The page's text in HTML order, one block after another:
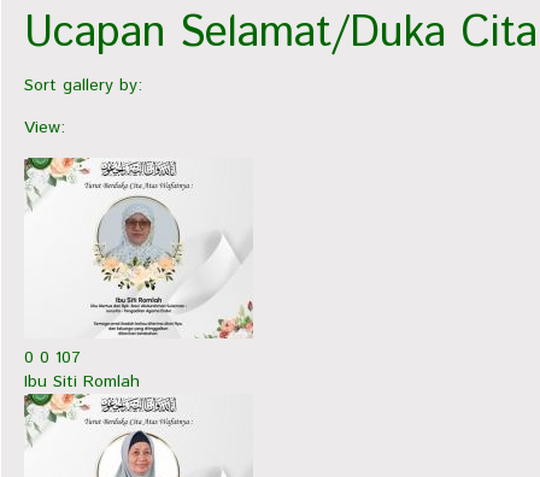
Ucapan Selamat/Duka Cita
Sort gallery by:
View:
0 0 107
Ibu Siti Romlah